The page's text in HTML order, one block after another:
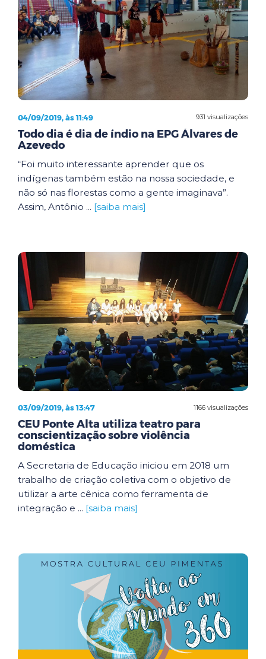
931 visualizações
04/09/2019, às 11:49
Todo dia é dia de índio na EPG Álvares de
Azevedo
“Foi muito interessante aprender que os
indígenas também estão na nossa sociedade, e
não só nas florestas como a gente imaginava”.
Assim, Antônio ... [saiba mais]
1166 visualizações
03/09/2019, às 13:47
CEU Ponte Alta utiliza teatro para
conscientização sobre violência
doméstica
A Secretaria de Educação iniciou em 2018 um
trabalho de criação coletiva com o objetivo de
utilizar a arte cênica como ferramenta de
integração e ... [saiba mais]